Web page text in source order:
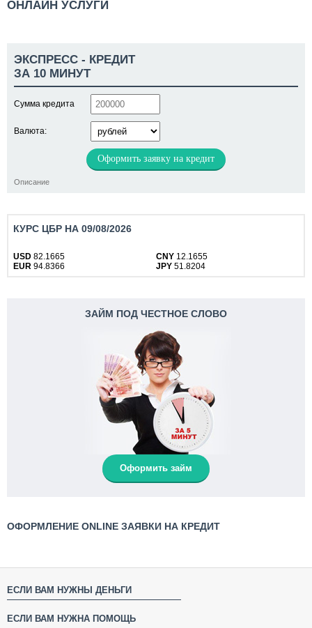
ОНЛАЙН УСЛУГИ
ЭКСПРЕСС - КРЕДИТ
ЗА 10 МИНУТ
Сумма кредита
Валюта:
Оформить заявку на кредит
Описание
КУРС ЦБР НА 09/08/2026
USD 82.1665 CNY 12.1655
EUR 94.8366 JPY 51.8204
ЗАЙМ ПОД ЧЕСТНОЕ СЛОВО
Оформить займ
ОФОРМЛЕНИЕ ONLINE ЗАЯВКИ НА КРЕДИТ
ЕСЛИ ВАМ НУЖНЫ ДЕНЬГИ
ЕСЛИ ВАМ НУЖНА ПОМОЩЬ